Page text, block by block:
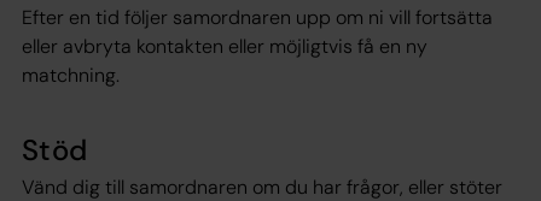
Efter en tid följer samordnaren upp om ni vill fortsätta
eller avbryta kontakten eller möjligtvis få en ny
matchning.
Stöd
Vänd dig till samordnaren om du har frågor, eller stöter